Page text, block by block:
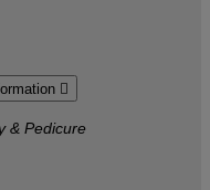

& Pedicure